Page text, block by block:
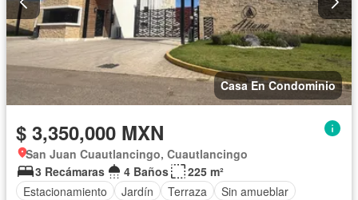
Casa En Condominio
$ 3,350,000 MXN
San Juan Cuautlancingo, Cuautlancingo
3 Recámaras
4 Baños
225 m²
Estacionamiento
Jardín Terraza Sin amueblar